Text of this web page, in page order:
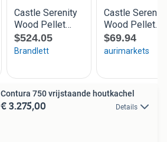
Contura 750 vrijstaande houtkachel
€ 3.275,00 Details